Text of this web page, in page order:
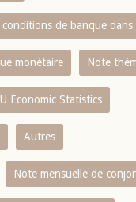
de banque dans
monétaire Note
Economic Statistics
Autres
Note mensuelle de